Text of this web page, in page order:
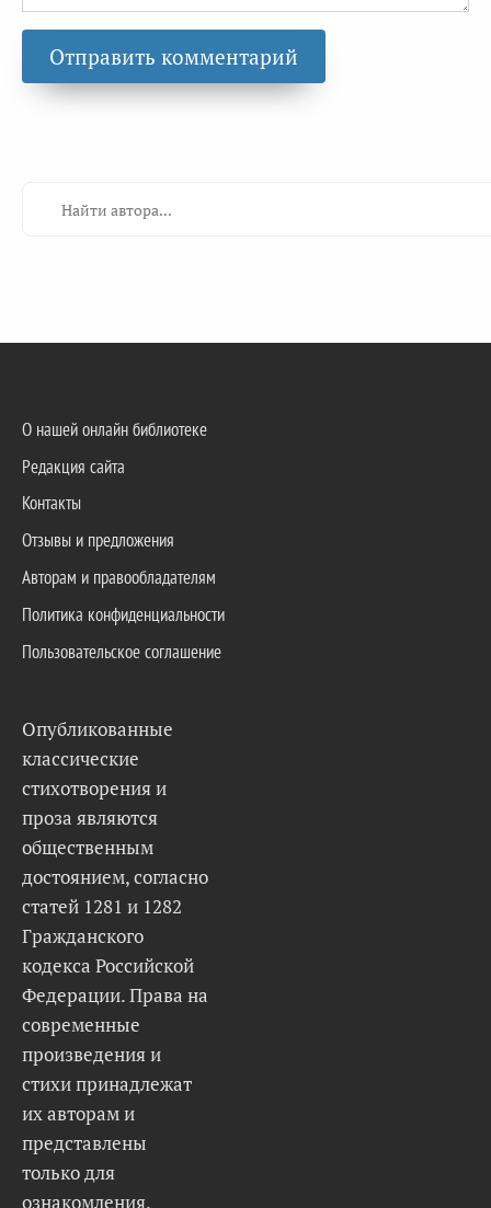
О нашей онлайн библиотеке
Редакция сайта
Контакты
Отзывы и предложения
Авторам и правообладателям
Политика конфиденциальности
Пользовательское соглашение
Опубликованные
классические
стихотворения и
проза являются
общественным
достоянием, согласно
статей 1281 и 1282
Гражданского
кодекса Российской
Федерации. Права на
современные
произведения и
стихи принадлежат
их авторам и
представлены
только для
ознакомления.